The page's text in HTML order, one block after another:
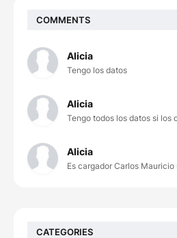
COMMENTS
Alicia
Tengo los datos
Alicia
Tengo todos los datos si los
Alicia
Es cargador Carlos
CATEGORIES